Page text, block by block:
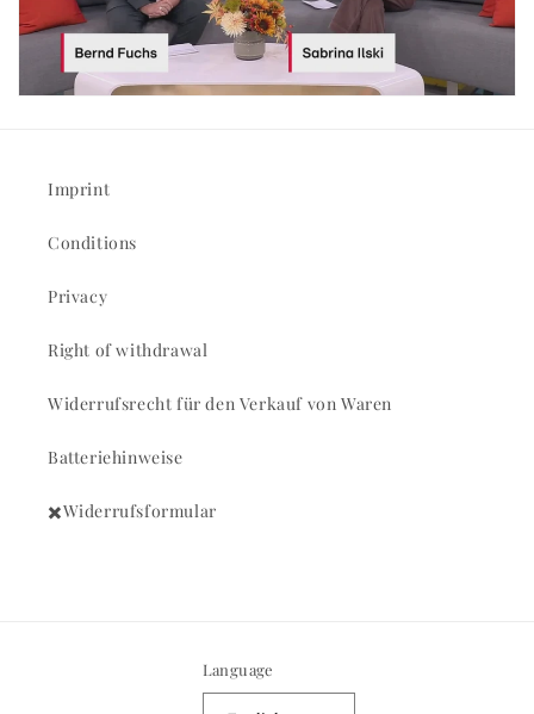
Imprint
Conditions
Privacy
Right of withdrawal
Widerrufsrecht für den Verkauf von Waren
Batteriehinweise
✖️Widerrufsformular
Language